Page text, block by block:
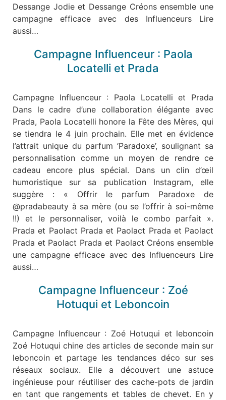
Dessange Jodie et Dessange Créons ensemble une
campagne efficace avec des Influenceurs Lire
aussi…
Campagne Influenceur : Paola
Locatelli et Prada
Campagne Influenceur : Paola Locatelli et Prada
Dans le cadre d’une collaboration élégante avec
Prada, Paola Locatelli honore la Fête des Mères, qui
se tiendra le 4 juin prochain. Elle met en évidence
l’attrait unique du parfum ‘Paradoxe’, soulignant sa
personnalisation comme un moyen de rendre ce
cadeau encore plus spécial. Dans un clin d’œil
humoristique sur sa publication Instagram, elle
suggère : « Offrir le parfum Paradoxe de
@pradabeauty à sa mère (ou se l’offrir à soi-même
!!) et le personnaliser, voilà le combo parfait ».
Prada et Paolact Prada et Paolact Prada et Paolact
Prada et Paolact Prada et Paolact Créons ensemble
une campagne efficace avec des Influenceurs Lire
aussi…
Campagne Influenceur : Zoé
Hotuqui et Leboncoin
Campagne Influenceur : Zoé Hotuqui et leboncoin
Zoé Hotuqui chine des articles de seconde main sur
leboncoin et partage les tendances déco sur ses
réseaux sociaux. Elle a découvert une astuce
ingénieuse pour réutiliser des cache-pots de jardin
en tant que rangements et tables de chevet. En y